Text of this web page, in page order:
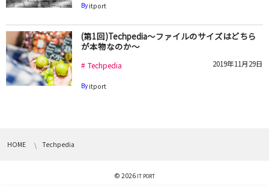
Byitport
(第1回)Techpedia～ファイルのサイズはどちら
が本物なのか～
Techpedia 2019年11月29日
Byitport
HOME Techpedia
© 2026 IT PORT